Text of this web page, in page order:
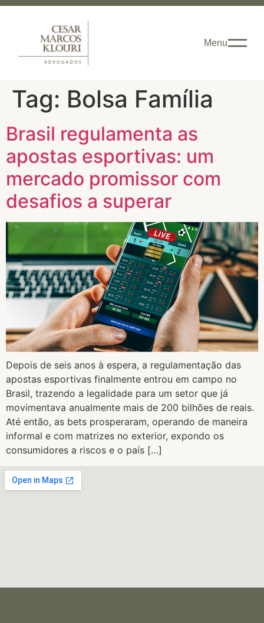
Menu
Tag: Bolsa Família
Brasil regulamenta as
apostas esportivas: um
mercado promissor com
desafios a superar
Depois de seis anos à espera, a regulamentação das
apostas esportivas finalmente entrou em campo no
Brasil, trazendo a legalidade para um setor que já
movimentava anualmente mais de 200 bilhões de reais.
Até então, as bets prosperaram, operando de maneira
informal e com matrizes no exterior, expondo os
consumidores a riscos e o país […]